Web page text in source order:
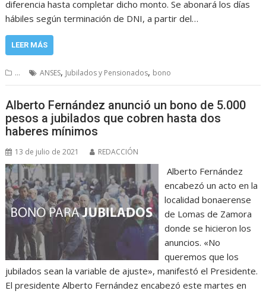
diferencia hasta completar dicho monto. Se abonará los días
hábiles según terminación de DNI, a partir del…
LEER MÁS
... ANSES, Jubilados y Pensionados, bono
Alberto Fernández anunció un bono de 5.000
pesos a jubilados que cobren hasta dos
haberes mínimos
13 de julio de 2021 REDACCIÓN
Alberto Fernández
encabezó un acto en la
localidad bonaerense
de Lomas de Zamora
donde se hicieron los
anuncios. «No
queremos que los
jubilados sean la variable de ajuste», manifestó el Presidente.
El presidente Alberto Fernández encabezó este martes en